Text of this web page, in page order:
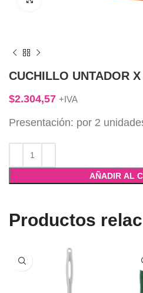
CUCHILLO UNTADOR
$2.304,57 +IVA
Presentación: por 2
AÑADIR AL
Productos